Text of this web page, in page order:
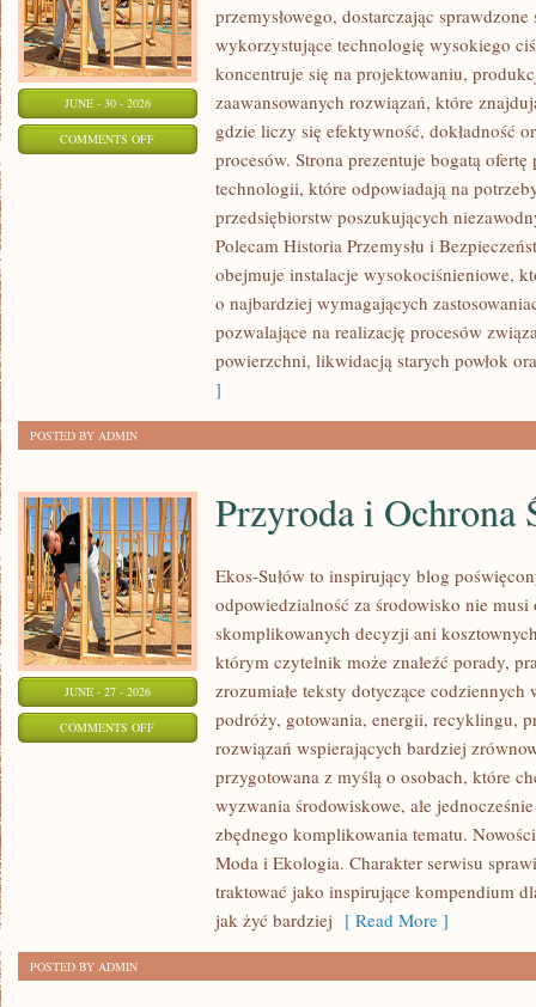
JUNE - 30 - 2026
COMMENTS OFFON
INFRASTRUKTURA
przemysłowego, dostarczając
wykorzystujące technologię wysokiego
koncentruje się na projektowaniu,
zaawansowanych rozwiązań, które
gdzie liczy się efektywność, dokładność
procesów. Strona prezentuje bogatą ofertę
technologii, które odpowiadają na
przedsiębiorstw poszukujących
Polecam Historia Przemysłu i
obejmuje instalacje wysokociśnieniowe,
o najbardziej wymagających
pozwalające na realizację procesów
powierzchni, likwidacją starych powłok
]
POSTED BY ADMIN
JUNE - 27 - 2026
COMMENTS OFFON
PRZYRODA
ŚRODOWISKA
Przyroda i Ochrona
Ekos-Sułów to inspirujący blog
odpowiedzialność za środowisko nie
skomplikowanych decyzji ani
którym czytelnik może znaleźć porady,
zrozumiałe teksty dotyczące
podróży, gotowania, energii, recyklingu,
rozwiązań wspierających bardziej
przygotowana z myślą o osobach, które
wyzwania środowiskowe, ale
zbędnego komplikowania tematu.
Moda i Ekologia. Charakter serwisu
traktować jako inspirujące kompendium
jak żyć bardziej [ Read More ]
POSTED BY ADMIN